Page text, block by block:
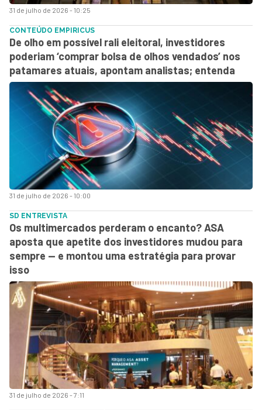
31 de julho de 2026 - 10:25
31 de julho de 2026 - 10:00
CONTEÚDO EMPIRICUS
De olho em possível rali eleitoral, investidores
poderiam ‘comprar bolsa de olhos vendados’ nos
patamares atuais, apontam analistas; entenda
31 de julho de 2026 - 7:11
SD ENTREVISTA
Os multimercados perderam o encanto? ASA
aposta que apetite dos investidores mudou para
sempre — e montou uma estratégia para provar
isso